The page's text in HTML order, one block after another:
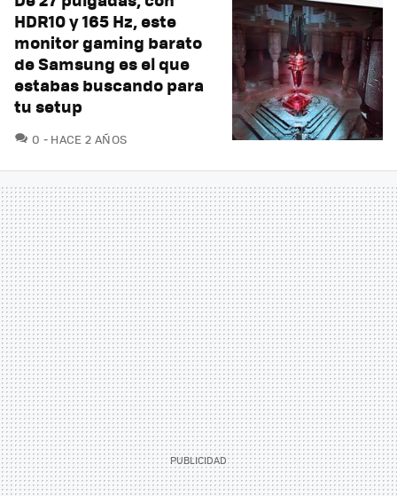
HDR10 y 165 Hz, este
monitor gaming barato
de Samsung es el que
estabas buscando para
tu setup
0 COMENTARIOS
HACE 2 AÑOS